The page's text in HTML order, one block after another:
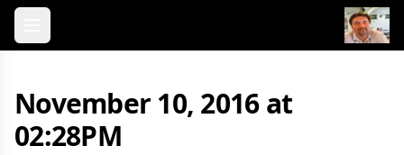
Skip to content
November 10, 2016 at
02:28PM